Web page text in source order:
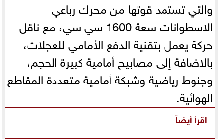
والتي تستمد قوتها من محرك رباعي
الاسطوانات سعة 1600 سي سي، مع ناقل
حركة يعمل بتقنية الدفع الأمامي للعجلات،
بالاضافة إلى مصابيح أمامية كبيرة الحجم،
وجنوط رياضية وشبكة أمامية متعددة المقاطع
الهوائية.
اقرأ أيضاً